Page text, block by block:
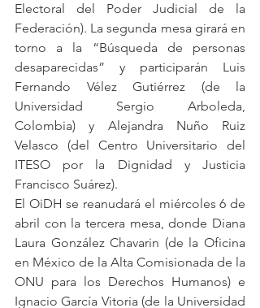
Electoral del Poder Judicial de la
Federación). La segunda mesa girará en
torno a la “Búsqueda de personas
desaparecidas” y participarán Luis
Fernando Vélez Gutiérrez (de la
Universidad Sergio Arboleda,
Colombia) y Alejandra Nuño Ruiz
Velasco (del Centro Universitario del
ITESO por la Dignidad y Justicia
Francisco Suárez).
El OiDH se reanudará el miércoles 6 de
abril con la tercera mesa, donde Diana
Laura González Chavarin (de la Oficina
en México de la Alta Comisionada de la
ONU para los Derechos Humanos) e
Ignacio García Vitoria (de la Universidad